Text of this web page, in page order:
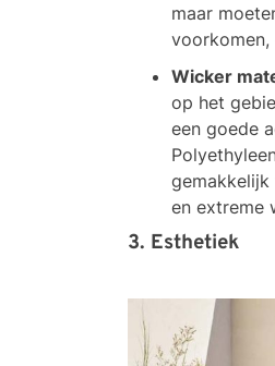
maar
voorkomen,
Wicker
op het
een goede
gemakkelijk
en extreme
3. Esthetiek